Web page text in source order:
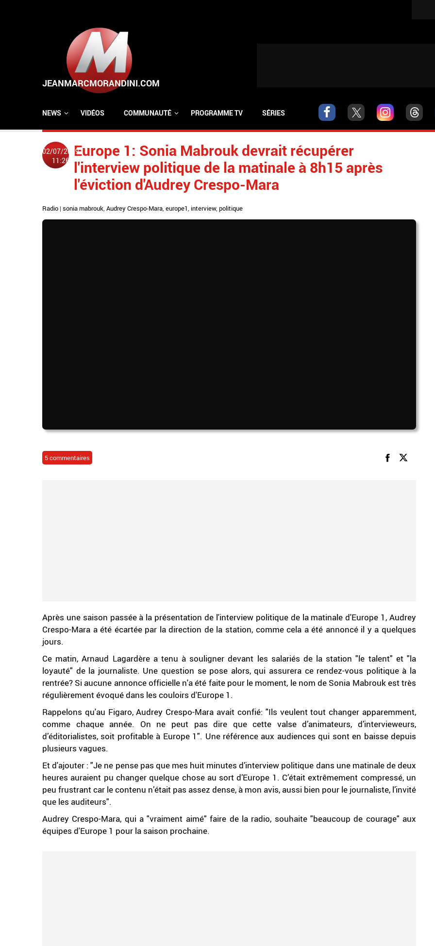
NEWS VIDÉOS COMMUNAUTÉ PROGRAMME TV SÉRIES
02/07/2019
11:26
Europe 1: Sonia Mabrouk devrait récupérer
l'interview politique de la matinale à 8h15 après
l'éviction d'Audrey Crespo-Mara
Radio | sonia mabrouk, Audrey Crespo-Mara, europe1, interview, politique
5 commentaires
Après une saison passée à la présentation de l'interview politique de la matinale d'Europe 1, Audrey
Crespo-Mara a été écartée par la direction de la station, comme cela a été annoncé il y a quelques
jours.
Ce matin, Arnaud Lagardère a tenu à souligner devant les salariés de la station "le talent" et "la
loyauté" de la journaliste. Une question se pose alors, qui assurera ce rendez-vous politique à la
rentrée? Si aucune annonce officielle n'a été faite pour le moment, le nom de Sonia Mabrouk est très
régulièrement évoqué dans les couloirs d'Europe 1.
Rappelons qu'au Figaro, Audrey Crespo-Mara avait confié: "Ils veulent tout changer apparemment,
comme chaque année. On ne peut pas dire que cette valse d’animateurs, d’intervieweurs,
d’éditorialistes, soit profitable à Europe 1". Une référence aux audiences qui sont en baisse depuis
plusieurs vagues.
Et d'ajouter : "Je ne pense pas que mes huit minutes d’interview politique dans une matinale de deux
heures auraient pu changer quelque chose au sort d’Europe 1. C’était extrêmement compressé, un
peu frustrant car le contenu n’était pas assez dense, à mon avis, aussi bien pour le journaliste, l’invité
que les auditeurs".
Audrey Crespo-Mara, qui a "vraiment aimé" faire de la radio, souhaite "beaucoup de courage" aux
équipes d'Europe 1 pour la saison prochaine.